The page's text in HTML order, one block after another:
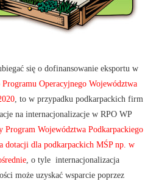
się o dofinansowanie eksportu w
Operacyjnego Województwa
, to w przypadku podkarpackich firm
na internacjonalizacje w RPO WP
Program Województwa Podkarpackiego
dotacji dla podkarpackich MŚP np. w
, o tyle internacjonalizacja
może uzyskać wsparcie poprzez